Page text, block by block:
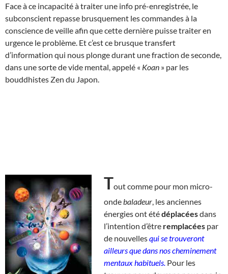
Face à ce incapacité à traiter une info pré-enregistrée, le
subconscient repasse brusquement les commandes à la
conscience de veille afin que cette dernière puisse traiter en
urgence le problème. Et c’est ce brusque transfert
d’information qui nous plonge durant une fraction de seconde,
dans une sorte de vide mental, appelé « Koan » par les
bouddhistes Zen du Japon.
Tout comme pour mon micro-
onde baladeur , les anciennes
énergies ont étédéplacéesdans
l’intention d’être remplacées par
de nouvellesqui se trouveront
ailleurs que dans nos cheminement
mentaux habituels. Pour les